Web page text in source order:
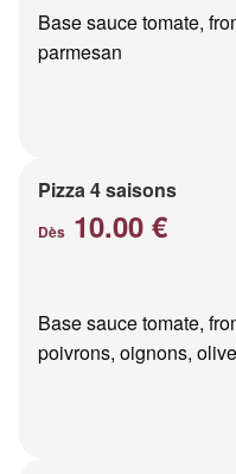
Base sauce tomate,
parmesan
Pizza 4 saisons
Dès 10.00 €
Base sauce tomate,
poivrons, oignons,